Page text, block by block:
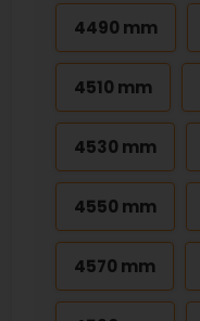
4490 mm
4510 mm
4530 mm
4550 mm
4570 mm